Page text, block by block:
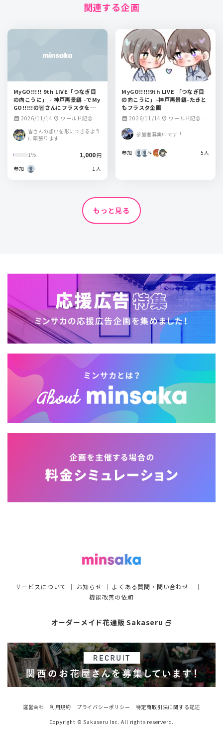
関連する企画
MyGO!!!!! 9th LIVE「つなぎ目
の向こうに」 - 神戸再景編 -でMy
GO!!!!!の皆さんにフラスタを送り
ませんか？？
calendar_month 2026/11/14 location_on ワールド記念ホ
アイランドホー
皆さんの想いを形にできるよう
に頑張ります
1% 1,000円
参加
1人
MyGO!!!!!9th LIVE 「つなぎ目
の向こうに」-神戸再景編-たきと
もフラスタ企画
calendar_month 2026/11/14 location_on ワールド記念ホ
参加者募集中です！
参加 5人
もっと見る
サービスについて ｜ お知らせ ｜ よくある質問・問い合わせ ｜
機能改善の依頼
オーダーメイド花通販 Sakaseru select_window
運営会社 利用規約 プライバシーポリシー
特定商取引法に関する記述
Copyright © Sakaseru Inc. All rights reserverd.